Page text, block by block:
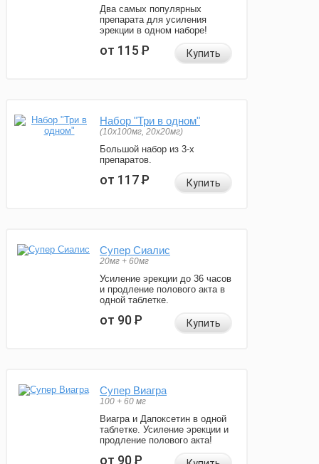
Два самых популярных
препарата для усиления
эрекции в одном наборе!
от 115Р Купить
Набор "Три в одном"
(10x100мг, 20x20мг)
Большой набор из 3-х
препаратов.
от 117Р Купить
Супер Сиалис
20мг + 60мг
Усиление эрекции до 36 часов
и продление полового акта в
одной таблетке.
от 90Р Купить
Супер Виагра
100 + 60 мг
Виагра и Дапоксетин в одной
таблетке. Усиление эрекции и
продление полового акта!
от 90Р